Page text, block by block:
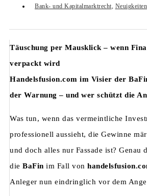
Bank- und Kapitalmarktrecht, Neuigkeiten
Täuschung per Mausklick – wenn
verpackt wird
Handelsfusion.com im Visier der
der Warnung – und wer schützt die
Was tun, wenn das vermeintliche
professionell aussieht, die Gewinne
und doch alles nur Fassade ist? Genau
die BaFin im Fall von
Anleger nun eindringlich vor dem